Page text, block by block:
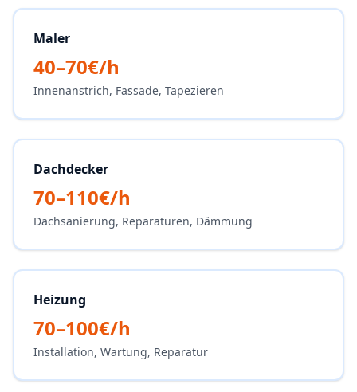
Maler
40–70€/h
Innenanstrich, Fassade, Tapezieren
Dachdecker
70–110€/h
Dachsanierung, Reparaturen, Dämmung
Heizung
70–100€/h
Installation, Wartung, Reparatur